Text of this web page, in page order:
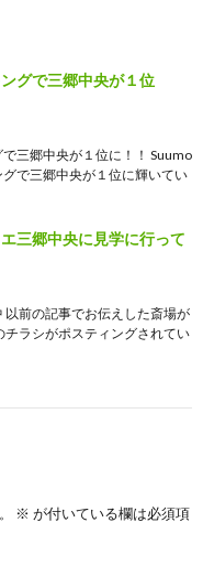
グで三郷中央が１位
三郷中央が１位に！！ Suumo
で三郷中央が１位に輝いてい
三郷中央に見学に行って
以前の記事でお伝えした斎場が
ラシがポスティングされてい
※ が付いている欄は必須項